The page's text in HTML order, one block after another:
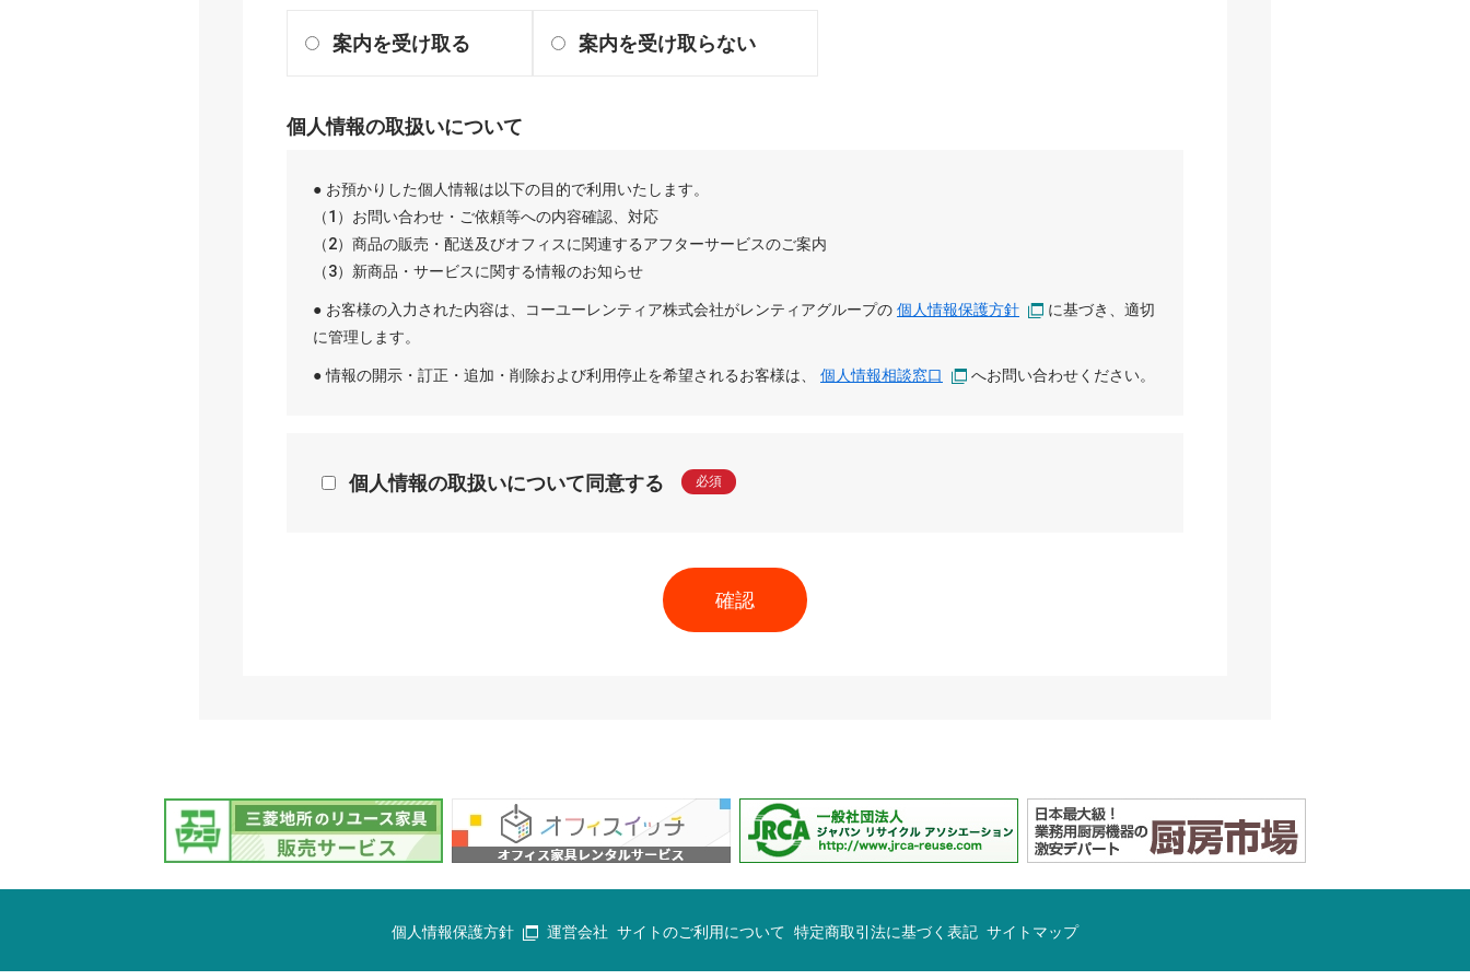
案内を受け取る 案内を受け取らない
個人情報の取扱いについて
● お預かりした個人情報は以下の目的で利用いたします。
（1）お問い合わせ・ご依頼等への内容確認、対応
（2）商品の販売・配送及びオフィスに関連するアフターサービスのご案内
（3）新商品・サービスに関する情報のお知らせ
● お客様の入力された内容は、 コーユーレンティア株式会社がレンティアグループの 個人情報保護方針
に基づき、適切
に管理します。
● 情報の開示・訂正・追加・削除および利用停止を希望されるお客様は、 個人情報相談窓口 へお問い合わせください。
個人情報の取扱いについて同意する 必須
個人情報保護方針 運営会社 サイトのご利用について 特定商取引法に基づく表記 サイトマップ